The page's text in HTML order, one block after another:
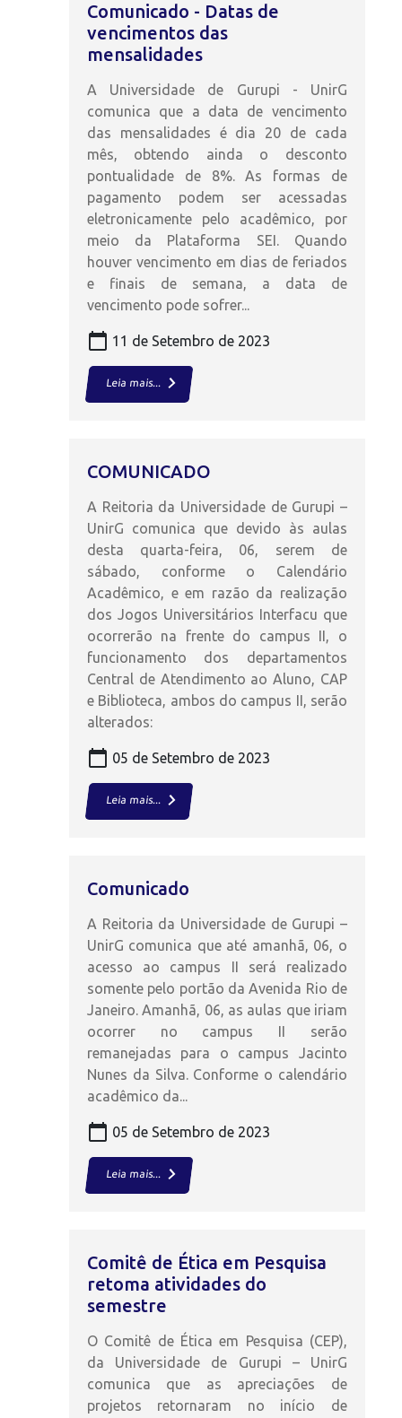
Comunicado - Datas de
vencimentos das
mensalidades
A Universidade de Gurupi - UnirG
comunica que a data de vencimento
das mensalidades é dia 20 de cada
mês, obtendo ainda o desconto
pontualidade de 8%. As formas de
pagamento podem ser acessadas
eletronicamente pelo acadêmico, por
meio da Plataforma SEI. Quando
houver vencimento em dias de feriados
e finais de semana, a data de
vencimento pode sofrer...
calendar_today 11 de Setembro de 2023
Leia mais...keyboard_arrow_right
COMUNICADO
A Reitoria da Universidade de Gurupi –
UnirG comunica que devido às aulas
desta quarta-feira, 06, serem de
sábado, conforme o Calendário
Acadêmico, e em razão da realização
dos Jogos Universitários Interfacu que
ocorrerão na frente do campus II, o
funcionamento dos departamentos
Central de Atendimento ao Aluno, CAP
e Biblioteca, ambos do campus II, serão
alterados:
calendar_today 05 de Setembro de 2023
Leia mais...keyboard_arrow_right
Comunicado
A Reitoria da Universidade de Gurupi –
UnirG comunica que até amanhã, 06, o
acesso ao campus II será realizado
somente pelo portão da Avenida Rio de
Janeiro. Amanhã, 06, as aulas que iriam
ocorrer no campus II serão
remanejadas para o campus Jacinto
Nunes da Silva. Conforme o calendário
acadêmico da...
calendar_today 05 de Setembro de 2023
Leia mais...keyboard_arrow_right
Comitê de Ética em Pesquisa
retoma atividades do
semestre
O Comitê de Ética em Pesquisa (CEP),
da Universidade de Gurupi – UnirG
comunica que as apreciações de
projetos retornaram no início de